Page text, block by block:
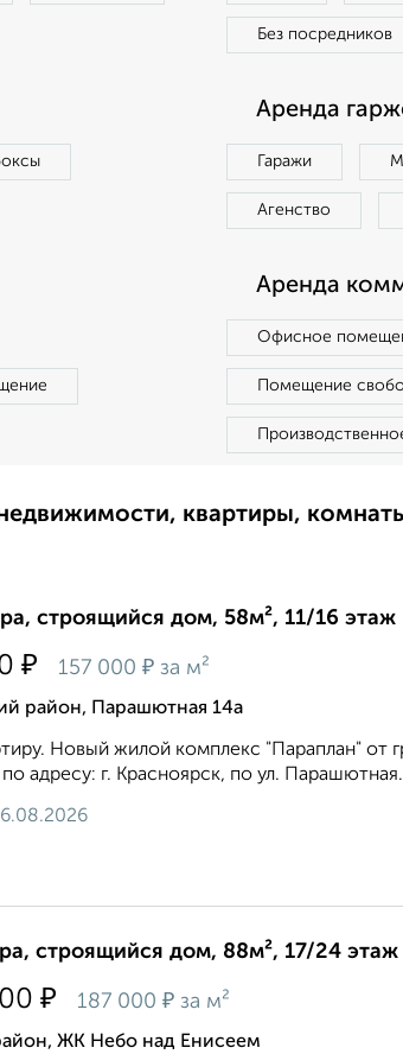
Без посредников
Аренда
Гаражи
Агенство
Аренда
Офисное
Помещение
квартиры,
строящийся дом, 58м², 11/16 этаж
₽ 157 000 ₽ за м²
район, Парашютная 14а
Новый жилой комплекс "Параплан" от
адресу: г. Красноярск, по ул.
строящийся дом, 88м², 17/24 этаж
₽ 187 000 ₽ за м²
ЖК Небо над Енисеем